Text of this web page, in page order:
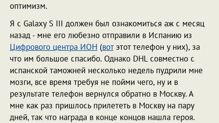
оптимизм.
Я с Galaxy S III должен был ознакомиться аж с месяц
назад - мне его любезно отправили в Испанию из
Цифрового центра ИОН (вотэтот телефон у них), за
что им большое спасибо. Однако DHL совместно с
испанской таможней несколько недель пудрили мне
мозги, все время требуя не пойми чего, ну и в
результате телефон вернулся обратно в Москву. А
мне как раз пришлось прилететь в Москву на пару
дней, так что награда в конце концов нашла героя.